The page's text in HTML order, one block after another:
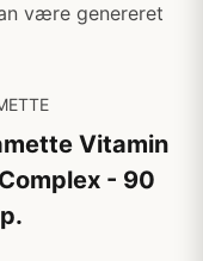
være genereret
Vitamin
- 90